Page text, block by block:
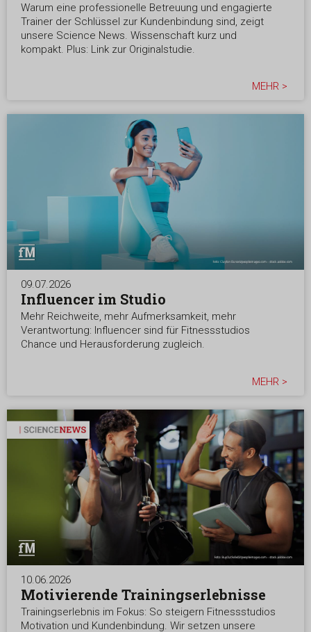
Warum eine professionelle Betreuung und engagierte
Trainer der Schlüssel zur Kundenbindung sind, zeigt
unsere Science News. Wissenschaft kurz und
kompakt. Plus: Link zur Originalstudie.
MEHR >
09.07.2026
Influencer im Studio
Mehr Reichweite, mehr Aufmerksamkeit, mehr
Verantwortung: Influencer sind für Fitnessstudios
Chance und Herausforderung zugleich.
MEHR >
10.06.2026
Motivierende Trainingserlebnisse
Trainingserlebnis im Fokus: So steigern Fitnessstudios
Motivation und Kundenbindung. Wir setzen unsere